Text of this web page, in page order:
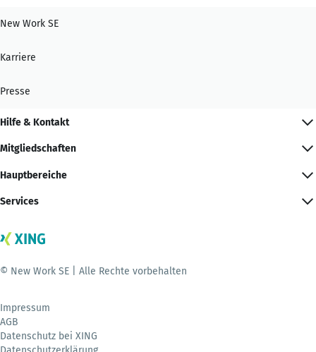
New Work SE
Karriere
Presse
Hilfe & Kontakt
Mitgliedschaften
Hauptbereiche
Services
© New Work SE | Alle Rechte vorbehalten
Impressum
AGB
Datenschutz bei XING